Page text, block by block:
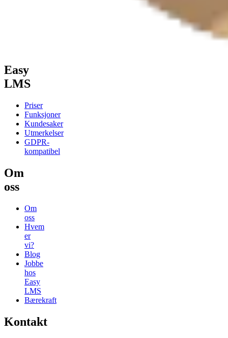
Easy
LMS
Priser
Funksjoner
Kundesaker
Utmerkelser
GDPR-
kompatibel
Om
oss
Om
oss
Hvem
er
vi?
Blog
Jobbe
hos
Easy
LMS
Bærekraft
Kontakt